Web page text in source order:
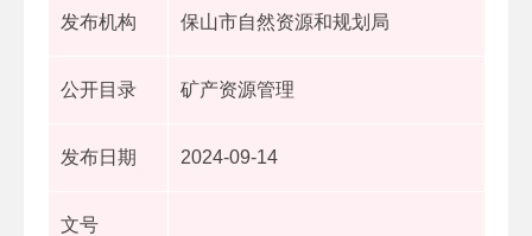
发布机构 保山市自然资源和规划局
公开目录 矿产资源管理
发布日期 2024-09-14
文号